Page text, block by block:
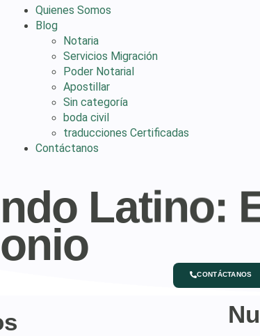
Quienes Somos
Blog
Notaria
Servicios Migración
Poder Notarial
Apostillar
Sin categoría
boda civil
traducciones Certificadas
Contáctanos
Latino:
CONTÁCTANOS